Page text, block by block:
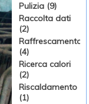
Pulizia (9)
Raccolta dati
(2)
Raffrescamento
(4)
Ricerca calori
(2)
Riscaldamento
(1)